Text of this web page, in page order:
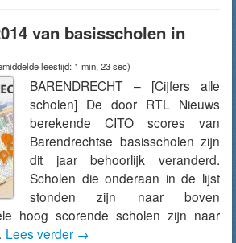
van basisscholen in
leestijd: 1 min, 23 sec)
BARENDRECHT – [Cijfers alle
scholen] De door RTL Nieuws
berekende CITO scores van
Barendrechtse basisscholen zijn
dit jaar behoorlijk veranderd.
Scholen die onderaan in de lijst
stonden zijn naar boven
hoog scorende scholen zijn naar
Lees verder →